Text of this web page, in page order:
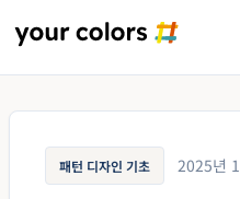
패턴 디자인 기초 2025년